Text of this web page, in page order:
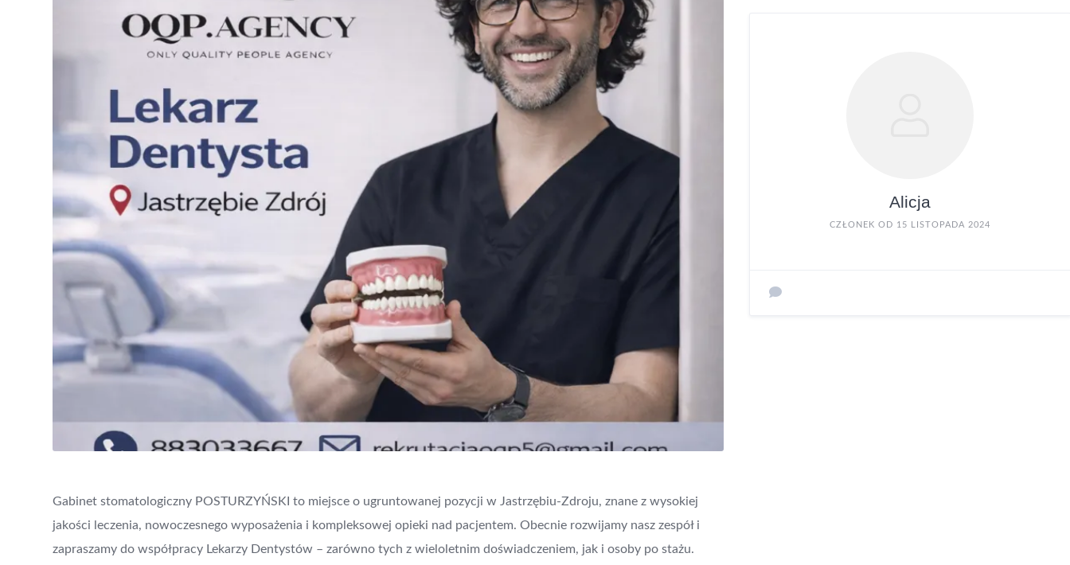
Gabinet stomatologiczny POSTURZYŃSKI to miejsce o ugruntowanej pozycji w Jastrzębiu-Zdroju, znane z wysokiej
jakości leczenia, nowoczesnego wyposażenia i kompleksowej opieki nad pacjentem. Obecnie rozwijamy nasz zespół i
zapraszamy do współpracy Lekarzy Dentystów – zarówno tych z wieloletnim doświadczeniem, jak i osoby po stażu.
Alicja
CZŁONEK OD 15 LISTOPADA 2024